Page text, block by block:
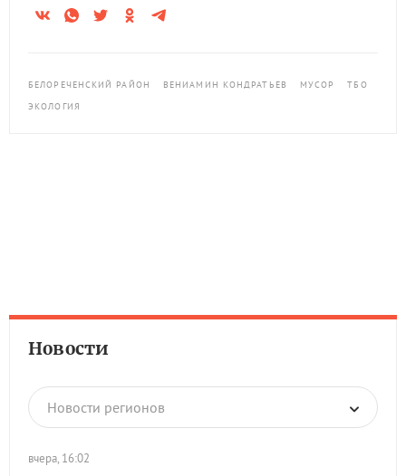
БЕЛОРЕЧЕНСКИЙ РАЙОН ВЕНИАМИН КОНДРАТЬЕВ МУСОР
ТБО
ЭКОЛОГИЯ
Новости
Новости регионов
вчера, 16:02